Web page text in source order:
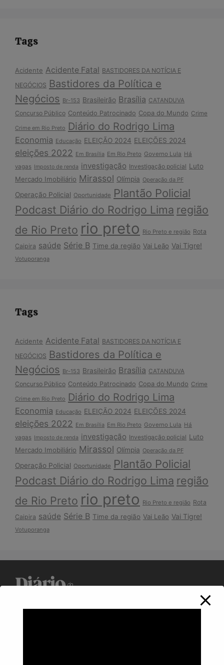
Tags
Acidente Acidente Fatal BASTIDORES DA NOTÍCIA E
NEGÓCIOS Bastidores da Política e
Negócios Br-153 Brasileirão Brasília CATANDUVA
Concurso Público Conteúdo Patrocinado Copa do Mundo Crime
Crime em Rio Preto Diário do Rodrigo Lima
Economia Educação ELEIÇÃO 2024 ELEIÇÕES 2024
eleições 2022 Em Brasília Em Rio Preto Governo Lula Há
vagas Imposto de renda investigação Investigação policial Luto
Mercado Imobiliário Mirassol Olímpia Operação da PF
Operação Policial Oportunidade Plantão Policial
Podcast Diário do Rodrigo Lima região
de Rio Preto rio preto Rio Preto e região Rota
Caipira saúde Série B Time da região Vai Leão Vai Tigre!
Votuporanga
Tags
Acidente Acidente Fatal BASTIDORES DA NOTÍCIA E
NEGÓCIOS Bastidores da Política e
Negócios Br-153 Brasileirão Brasília CATANDUVA
Concurso Público Conteúdo Patrocinado Copa do Mundo Crime
Crime em Rio Preto Diário do Rodrigo Lima
Economia Educação ELEIÇÃO 2024 ELEIÇÕES 2024
eleições 2022 Em Brasília Em Rio Preto Governo Lula Há
vagas Imposto de renda investigação Investigação policial Luto
Mercado Imobiliário Mirassol Olímpia Operação da PF
Operação Policial Oportunidade Plantão Policial
Podcast Diário do Rodrigo Lima região
de Rio Preto rio preto Rio Preto e região Rota
Caipira saúde Série B Time da região Vai Leão Vai Tigre!
Votuporanga